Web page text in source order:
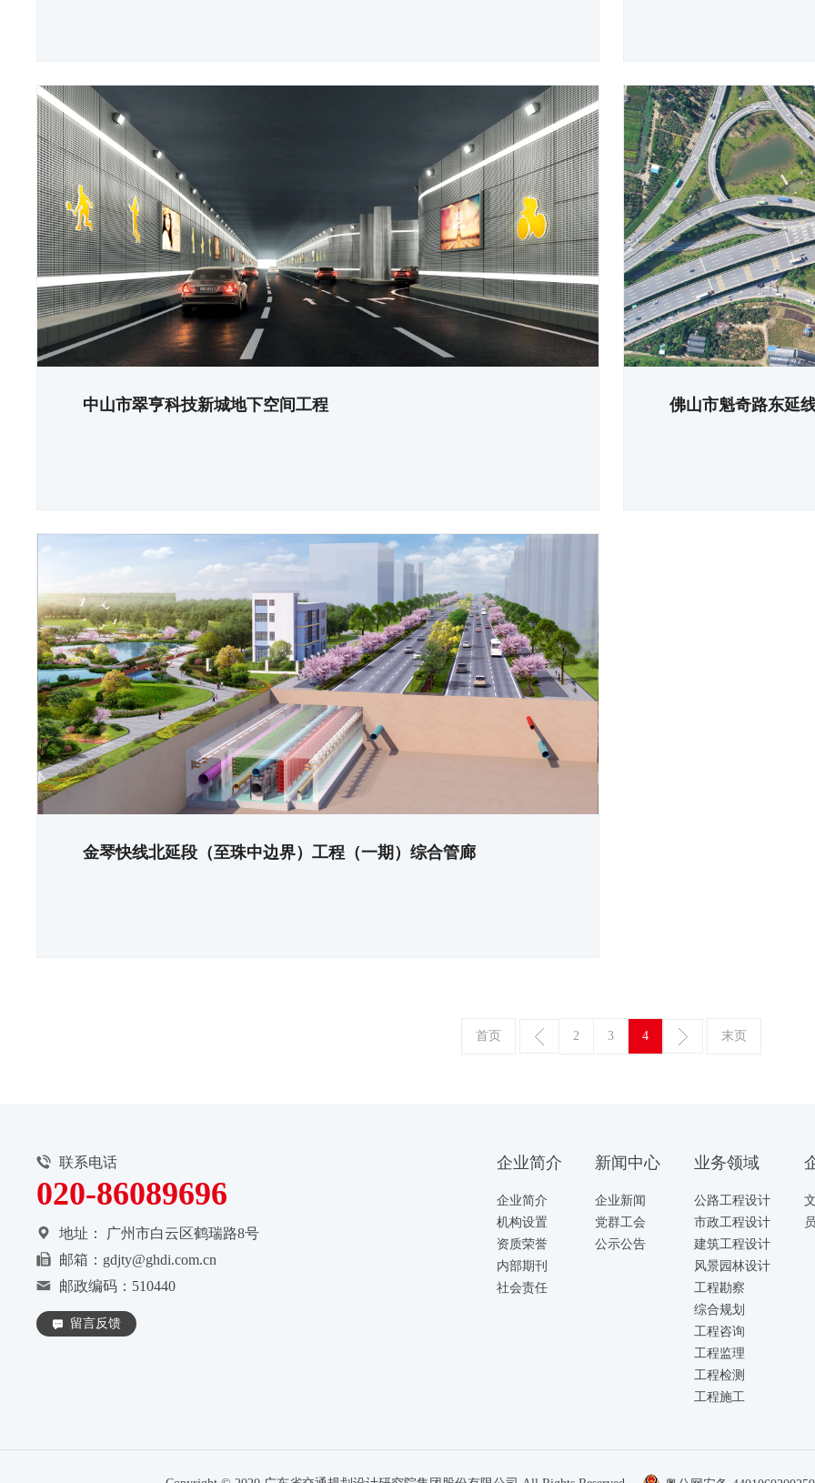
中山市翠亨科技新城地下空间工程 佛山市魁奇路东延
金琴快线北延段（至珠中边界）工程（一期）综合管廊
首页 2 3 4 末页
联系电话
020-86089696
地址： 广州市白云区鹤瑞路8号
邮箱：gdjty@ghdi.com.cn
邮政编码：510440
留言反馈
企业简介
企业简介
机构设置
资质荣誉
内部期刊
社会责任
新闻中心
企业新闻
党群工会
公示公告
业务领域
公路工程设计
市政工程设计
建筑工程设计
风景园林设计
工程勘察
综合规划
工程咨询
工程监理
工程检测
工程施工